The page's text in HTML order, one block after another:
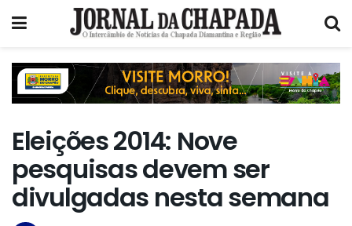
Eleições 2014: Nove
pesquisas devem ser
divulgadas nesta semana